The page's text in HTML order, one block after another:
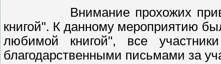
Внимание прохожих
книгой". К данному мероприятию
любимой книгой", все
благодарственными письмами за